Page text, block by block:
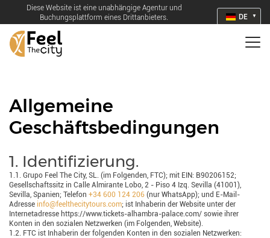
Diese Website ist eine unabhängige Agentur und
Buchungsplattform eines Drittanbieters.
DE
Allgemeine
Geschäftsbedingungen
1. Identifizierung.
1.1. Grupo Feel The City, SL. (im Folgenden, FTC); mit EIN: B90206152;
Gesellschaftssitz in Calle Almirante Lobo, 2 - Piso 4 Izq. Sevilla (41001),
Sevilla, Spanien; Telefon +34 600 124 206 (nur WhatsApp); und E-Mail-
Adresse info@feelthecitytours.com; ist Inhaberin der Website unter der
Internetadresse https://www.tickets-alhambra-palace.com/ sowie ihrer
Konten in den sozialen Netzwerken (im Folgenden, Website).
1.2. FTC ist Inhaberin der folgenden Konten in den sozialen Netzwerken: